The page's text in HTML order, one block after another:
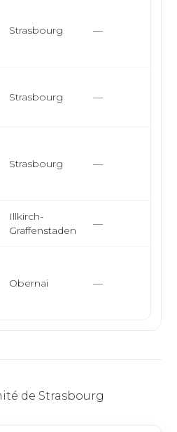
Strasbourg —
Strasbourg —
Strasbourg —
Illkirch-
Graffenstaden
—
Obernai —
de Strasbourg